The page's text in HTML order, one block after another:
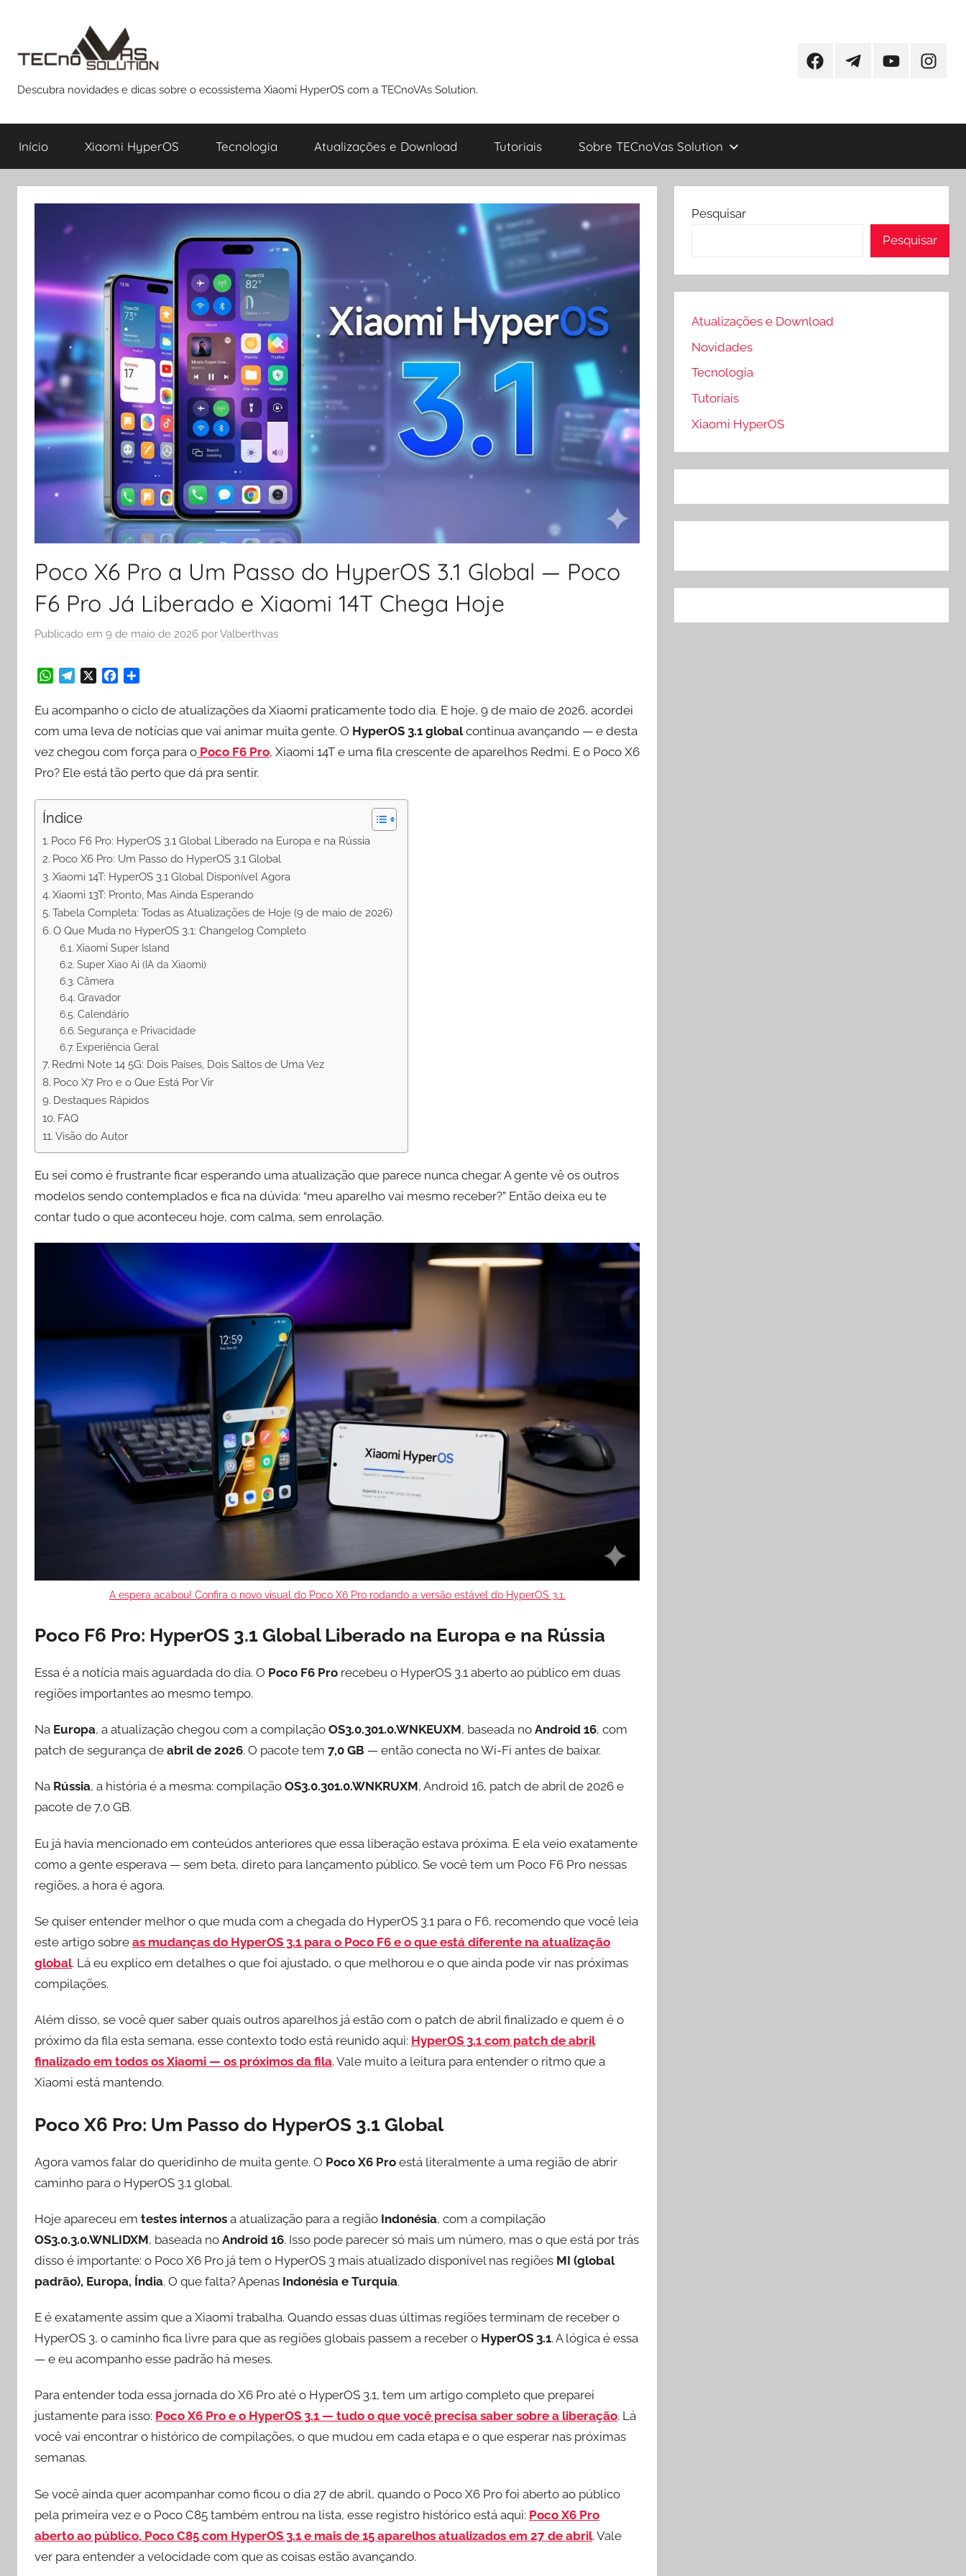
Descubra novidades e dicas sobre o ecossistema Xiaomi HyperOS com a TECnoVAs Solution.
FacebookTelegramYouTube
Início Xiaomi HyperOS Tecnologia Atualizações e Download Tutoriais Sobre TECnoVas Solution
Poco X6 Pro a Um Passo do HyperOS 3.1 Global — Poco
F6 Pro Já Liberado e Xiaomi 14T Chega Hoje
Publicado em 9 de maio de 2026 porValberthvas
W
a
s
A
p
l
g
r
a
c
b
o
o
a
e
Eu acompanho o ciclo de atualizações da Xiaomi praticamente todo dia. E hoje, 9 de maio de 2026, acordei
com uma leva de notícias que vai animar muita gente. O HyperOS 3.1 globalcontinua avançando — e desta
vez chegou com força para o Poco F6 Pro, Xiaomi 14T e uma fila crescente de aparelhos Redmi. E o Poco X6
Pro? Ele está tão perto que dá pra sentir.
Índice
Poco F6 Pro: HyperOS 3.1 Global Liberado na Europa e na Rússia
Poco X6 Pro: Um Passo do HyperOS 3.1 Global
Xiaomi 14T: HyperOS 3.1 Global Disponível Agora
Xiaomi 13T: Pronto, Mas Ainda Esperando
Tabela Completa: Todas as Atualizações de Hoje (9 de maio de 2026)
O Que Muda no HyperOS 3.1: Changelog Completo
Xiaomi Super Island
Super Xiao Ai (IA da Xiaomi)
Câmera
Gravador
Calendário
Segurança e Privacidade
Experiência Geral
Redmi Note 14 5G: Dois Países, Dois Saltos de Uma Vez
Poco X7 Pro e o Que Está Por Vir
Destaques Rápidos
FAQ
Visão do Autor
Eu sei como é frustrante ficar esperando uma atualização que parece nunca chegar. A gente vê os outros
modelos sendo contemplados e fica na dúvida: “meu aparelho vai mesmo receber?” Então deixa eu te
contar tudo o que aconteceu hoje, com calma, sem enrolação.
A espera acabou! Confira o novo visual do Poco X6 Pro rodando a versão estável do HyperOS 3.1.
Poco F6 Pro: HyperOS 3.1 Global Liberado na Europa e na Rússia
Essa é a notícia mais aguardada do dia. O Poco F6 Pro recebeu o HyperOS 3.1 aberto ao público em duas
regiões importantes ao mesmo tempo.
Na Europa, a atualização chegou com a compilação OS3.0.301.0.WNKEUXM, baseada no Android 16, com
patch de segurança de abril de 2026. O pacote tem 7,0 GB — então conecta no Wi-Fi antes de baixar.
Na Rússia, a história é a mesma: compilação OS3.0.301.0.WNKRUXM, Android 16, patch de abril de 2026 e
pacote de 7,0 GB.
Eu já havia mencionado em conteúdos anteriores que essa liberação estava próxima. E ela veio exatamente
como a gente esperava — sem beta, direto para lançamento público. Se você tem um Poco F6 Pro nessas
regiões, a hora é agora.
Se quiser entender melhor o que muda com a chegada do HyperOS 3.1 para o F6, recomendo que você leia
este artigo sobre as mudanças do HyperOS 3.1 para o Poco F6 e o que está diferente na atualização
global. Lá eu explico em detalhes o que foi ajustado, o que melhorou e o que ainda pode vir nas próximas
compilações.
Além disso, se você quer saber quais outros aparelhos já estão com o patch de abril finalizado e quem é o
próximo da fila esta semana, esse contexto todo está reunido aqui: HyperOS 3.1 com patch de abril
finalizado em todos os Xiaomi — os próximos da fila. Vale muito a leitura para entender o ritmo que a
Xiaomi está mantendo.
Poco X6 Pro: Um Passo do HyperOS 3.1 Global
Agora vamos falar do queridinho de muita gente. O Poco X6 Pro está literalmente a uma região de abrir
caminho para o HyperOS 3.1 global.
Hoje apareceu em testes internos a atualização para a região Indonésia, com a compilação
OS3.0.3.0.WNLIDXM, baseada no Android 16. Isso pode parecer só mais um número, mas o que está por trás
disso é importante: o Poco X6 Pro já tem o HyperOS 3 mais atualizado disponível nas regiões MI (global
padrão), Europa, Índia. O que falta? Apenas Indonésia e Turquia.
E é exatamente assim que a Xiaomi trabalha. Quando essas duas últimas regiões terminam de receber o
HyperOS 3, o caminho fica livre para que as regiões globais passem a receber o HyperOS 3.1. A lógica é essa
— e eu acompanho esse padrão há meses.
Para entender toda essa jornada do X6 Pro até o HyperOS 3.1, tem um artigo completo que preparei
justamente para isso: Poco X6 Pro e o HyperOS 3.1 — tudo o que você precisa saber sobre a liberação. Lá
você vai encontrar o histórico de compilações, o que mudou em cada etapa e o que esperar nas próximas
semanas.
Se você ainda quer acompanhar como ficou o dia 27 de abril, quando o Poco X6 Pro foi aberto ao público
pela primeira vez e o Poco C85 também entrou na lista, esse registro histórico está aqui: Poco X6 Pro
aberto ao público, Poco C85 com HyperOS 3.1 e mais de 15 aparelhos atualizados em 27 de abril. Vale
ver para entender a velocidade com que as coisas estão avançando.
Pesquisar
Pesquisar
Atualizações e Download
Novidades
Tecnologia
Tutoriais
Xiaomi HyperOS